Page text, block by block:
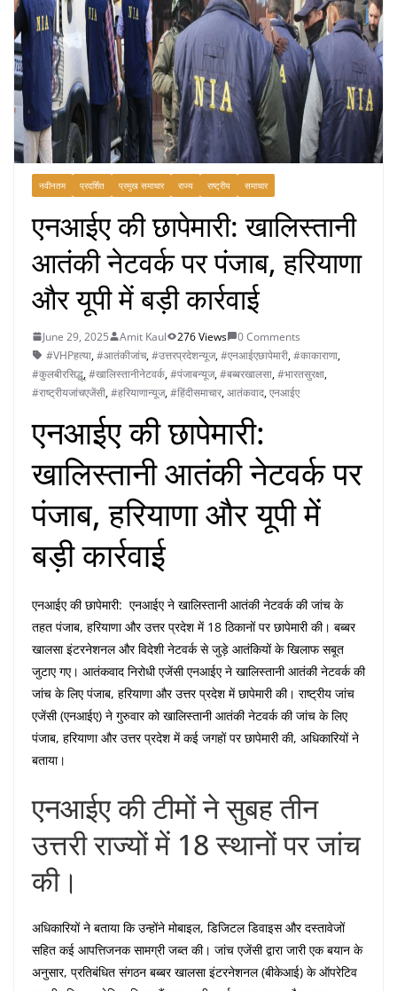
नवीनतम प्रदर्शित प्रमुख समाचार राज्य राष्ट्रीय समाचार
एनआईए की छापेमारी: खालिस्तानी
आतंकी नेटवर्क पर पंजाब, हरियाणा
और यूपी में बड़ी कार्रवाई
June 29, 2025 Amit Kaul 276 Views
0 Comments
#VHPहत्या,#आतंकीजांच,#उत्तरप्रदेशन्यूज,#एनआईएछापेमारी,#काकाराणा,
#कुलबीरसिद्धू,#खालिस्तानीनेटवर्क,#पंजाबन्यूज,#बब्बरखालसा,#भारतसुरक्षा,
#राष्ट्रीयजांचएजेंसी,#हरियाणान्यूज,#हिंदीसमाचार,आतंकवाद,एनआईए
एनआईए की छापेमारी:
खालिस्तानी आतंकी नेटवर्क पर
पंजाब, हरियाणा और यूपी में
बड़ी कार्रवाई
एनआईए की छापेमारी: एनआईए ने खालिस्तानी आतंकी नेटवर्क की जांच के
तहत पंजाब, हरियाणा और उत्तर प्रदेश में 18 ठिकानों पर छापेमारी की। बब्बर
खालसा इंटरनेशनल और विदेशी नेटवर्क से जुड़े आतंकियों के खिलाफ सबूत
जुटाए गए। आतंकवाद निरोधी एजेंसी एनआईए ने खालिस्तानी आतंकी नेटवर्क की
जांच के लिए पंजाब, हरियाणा और उत्तर प्रदेश में छापेमारी की। राष्ट्रीय जांच
एजेंसी (एनआईए) ने गुरुवार को खालिस्तानी आतंकी नेटवर्क की जांच के लिए
पंजाब, हरियाणा और उत्तर प्रदेश में कई जगहों पर छापेमारी की, अधिकारियों ने
बताया।
एनआईए की टीमों ने सुबह तीन
उत्तरी राज्यों में 18 स्थानों पर जांच
की।
अधिकारियों ने बताया कि उन्होंने मोबाइल, डिजिटल डिवाइस और दस्तावेजों
सहित कई आपत्तिजनक सामग्री जब्त की। जांच एजेंसी द्वारा जारी एक बयान के
अनुसार, प्रतिबंधित संगठन बब्बर खालसा इंटरनेशनल (बीकेआई) के ऑपरेटिव